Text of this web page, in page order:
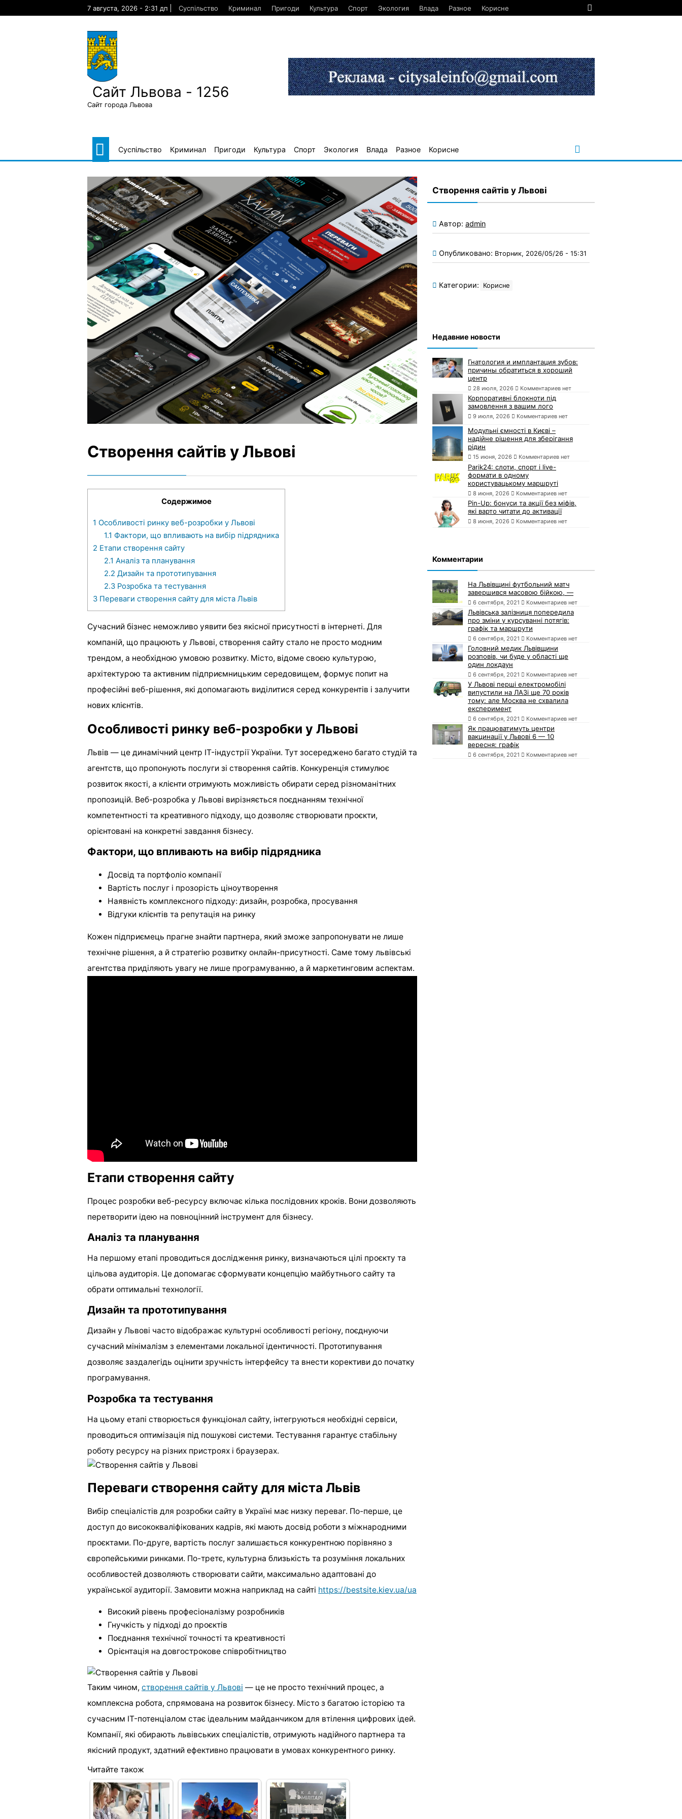
7 августа, 2026 - 2:31 дп Суспільство Криминал Пригоди Культура Спорт Экология Влада Разное Корисне
Сайт Львова - 1256
Сайт города Львова
Суспільство Криминал Пригоди Культура Спорт Экология Влада Разное Корисне
Створення сайтів у Львові
Содержимое
1 Особливості ринку веб-розробки у Львові
1.1 Фактори, що впливають на вибір підрядника
2 Етапи створення сайту
2.1 Аналіз та планування
2.2 Дизайн та прототипування
2.3 Розробка та тестування
3 Переваги створення сайту для міста Львів
Сучасний бізнес неможливо уявити без якісної присутності в інтернеті. Для
компаній, що працюють у Львові, створення сайту стало не просто модним
трендом, а необхідною умовою розвитку. Місто, відоме своєю культурою,
архітектурою та активним підприємницьким середовищем, формує попит на
професійні веб-рішення, які допомагають виділитися серед конкурентів і залучити
нових клієнтів.
Особливості ринку веб-розробки у Львові
Львів — це динамічний центр IT-індустрії України. Тут зосереджено багато студій та
агентств, що пропонують послуги зі створення сайтів. Конкуренція стимулює
розвиток якості, а клієнти отримують можливість обирати серед різноманітних
пропозицій. Веб-розробка у Львові вирізняється поєднанням технічної
компетентності та креативного підходу, що дозволяє створювати проєкти,
орієнтовані на конкретні завдання бізнесу.
Фактори, що впливають на вибір підрядника
Досвід та портфоліо компанії
Вартість послуг і прозорість ціноутворення
Наявність комплексного підходу: дизайн, розробка, просування
Відгуки клієнтів та репутація на ринку
Кожен підприємець прагне знайти партнера, який зможе запропонувати не лише
технічне рішення, а й стратегію розвитку онлайн-присутності. Саме тому львівські
агентства приділяють увагу не лише програмуванню, а й маркетинговим аспектам.
Етапи створення сайту
Процес розробки веб-ресурсу включає кілька послідовних кроків. Вони дозволяють
перетворити ідею на повноцінний інструмент для бізнесу.
Аналіз та планування
На першому етапі проводиться дослідження ринку, визначаються цілі проєкту та
цільова аудиторія. Це допомагає сформувати концепцію майбутнього сайту та
обрати оптимальні технології.
Дизайн та прототипування
Дизайн у Львові часто відображає культурні особливості регіону, поєднуючи
сучасний мінімалізм з елементами локальної ідентичності. Прототипування
дозволяє заздалегідь оцінити зручність інтерфейсу та внести корективи до початку
програмування.
Розробка та тестування
На цьому етапі створюється функціонал сайту, інтегруються необхідні сервіси,
проводиться оптимізація під пошукові системи. Тестування гарантує стабільну
роботу ресурсу на різних пристроях і браузерах.
Переваги створення сайту для міста Львів
Вибір спеціалістів для розробки сайту в Україні має низку переваг. По-перше, це
доступ до висококваліфікованих кадрів, які мають досвід роботи з міжнародними
проєктами. По-друге, вартість послуг залишається конкурентною порівняно з
європейськими ринками. По-третє, культурна близькість та розуміння локальних
особливостей дозволяють створювати сайти, максимально адаптовані до
української аудиторії. Замовити можна наприклад на сайті https://bestsite.kiev.ua/ua
Високий рівень професіоналізму розробників
Гнучкість у підході до проєктів
Поєднання технічної точності та креативності
Орієнтація на довгострокове співробітництво
Таким чином, створення сайтів у Львові — це не просто технічний процес, а
комплексна робота, спрямована на розвиток бізнесу. Місто з багатою історією та
сучасним IT-потенціалом стає ідеальним майданчиком для втілення цифрових ідей.
Компанії, які обирають львівських спеціалістів, отримують надійного партнера та
якісний продукт, здатний ефективно працювати в умовах конкурентного ринку.
Читайте також
Створення сайтів у Львові
Автор: admin
Опубликовано: Вторник, 2026/05/26 - 15:31
Категории: Корисне
Недавние новости
Гнатология и имплантация зубов:
причины обратиться в хороший
центр
28 июля, 2026 Комментариев нет
Корпоративні блокноти під
замовлення з вашим лого
9 июля, 2026 Комментариев нет
Модульні ємності в Києві –
надійне рішення для зберігання
рідин
15 июня, 2026 Комментариев нет
Parik24: слоти, спорт і live-
формати в одному
користувацькому маршруті
8 июня, 2026 Комментариев нет
Pin-Up: бонуси та акції без міфів,
які варто читати до активації
8 июня, 2026 Комментариев нет
Комментарии
На Львівщині футбольний матч
завершився масовою бійкою, —
6 сентября, 2021 Комментариев нет
Львівська залізниця попередила
про зміни у курсуванні потягів:
графік та маршрути
6 сентября, 2021 Комментариев нет
Головний медик Львівщини
розповів, чи буде у області ще
один локдаун
6 сентября, 2021 Комментариев нет
У Львові перші електромобілі
випустили на ЛАЗі ще 70 років
тому: але Москва не схвалила
експеримент
6 сентября, 2021 Комментариев нет
Як працюватимуть центри
вакцинації у Львові 6 — 10
вересня: графік
6 сентября, 2021 Комментариев нет